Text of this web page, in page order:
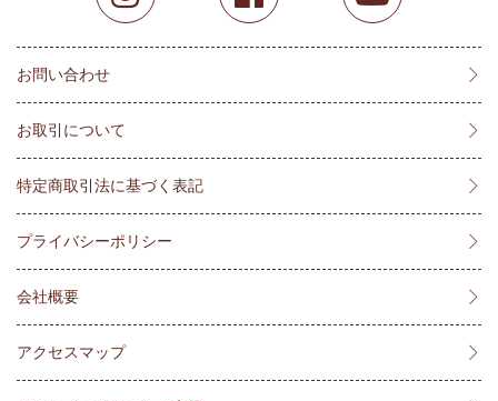
お問い合わせ
お取引について
特定商取引法に基づく表記
プライバシーポリシー
会社概要
アクセスマップ